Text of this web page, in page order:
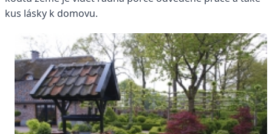
kus lásky k domovu.